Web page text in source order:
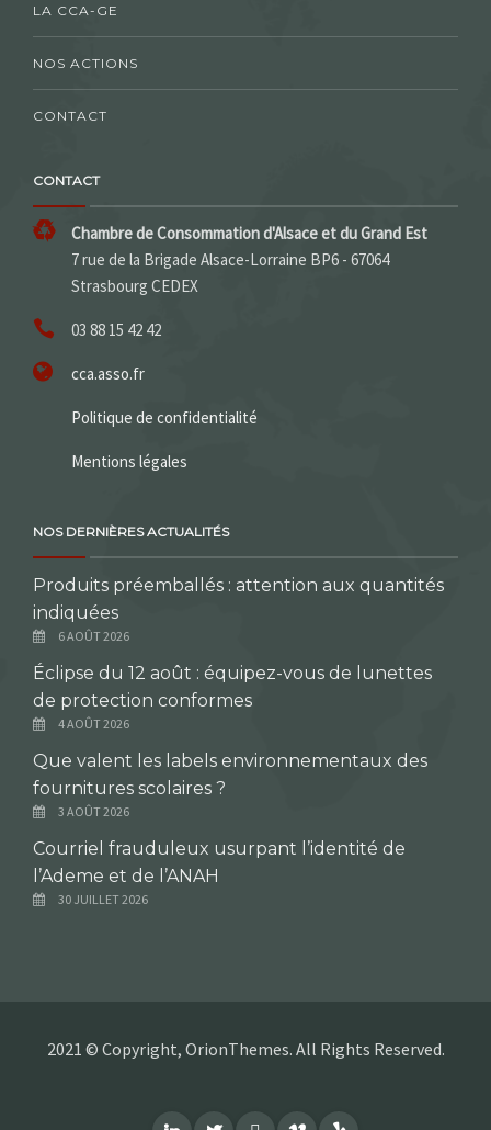
LA CCA-GE
NOS ACTIONS
CONTACT
CONTACT
Chambre de Consommation d'Alsace et du Grand Est
7 rue de la Brigade Alsace-Lorraine BP6 - 67064
Strasbourg CEDEX
03 88 15 42 42
cca.asso.fr
Politique de confidentialité
Mentions légales
NOS DERNIÈRES ACTUALITÉS
Produits préemballés : attention aux quantités
indiquées
6 AOÛT 2026
Éclipse du 12 août : équipez-vous de lunettes
de protection conformes
4 AOÛT 2026
Que valent les labels environnementaux des
fournitures scolaires ?
3 AOÛT 2026
Courriel frauduleux usurpant l’identité de
l’Ademe et de l’ANAH
30 JUILLET 2026
2021 © Copyright, OrionThemes. All Rights Reserved.